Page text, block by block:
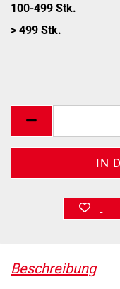
100-499 Stk.
> 499 Stk.
Beschreibung